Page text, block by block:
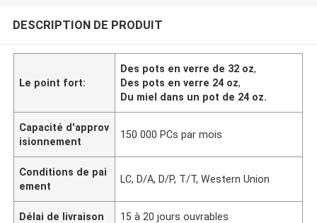
DESCRIPTION DE PRODUIT
Le point fort:
Des pots en verre de 32 oz,
Des pots en verre 24 oz,
Du miel dans un pot de 24 oz.
Capacité d'approv
isionnement
150 000 PCs par mois
Conditions de pai
ement
LC, D/A, D/P, T/T, Western Union
Délai de livraison 15 à 20 jours ouvrables